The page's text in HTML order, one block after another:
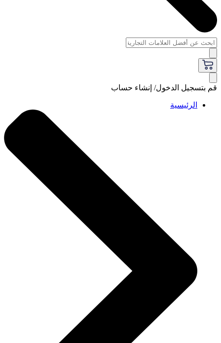
قم بتسجيل الدخول/ إنشاء حساب
الرئيسية